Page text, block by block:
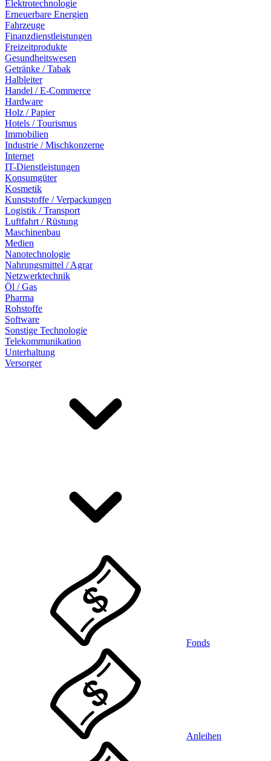
Elektrotechnologie
Erneuerbare Energien
Fahrzeuge
Finanzdienstleistungen
Freizeitprodukte
Gesundheitswesen
Getränke / Tabak
Halbleiter
Handel / E-Commerce
Hardware
Holz / Papier
Hotels / Tourismus
Immobilien
Industrie / Mischkonzerne
Internet
IT-Dienstleistungen
Konsumgüter
Kosmetik
Kunststoffe / Verpackungen
Logistik / Transport
Luftfahrt / Rüstung
Maschinenbau
Medien
Nanotechnologie
Nahrungsmittel / Agrar
Netzwerktechnik
Öl / Gas
Pharma
Rohstoffe
Software
Sonstige Technologie
Telekommunikation
Unterhaltung
Versorger
Fonds
Anleihen